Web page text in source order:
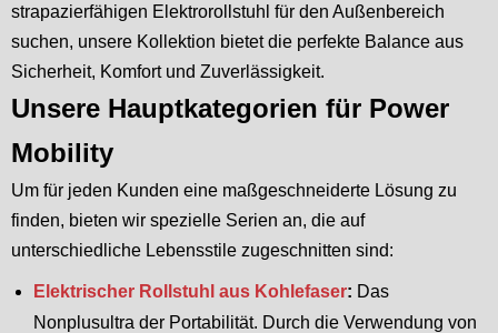
strapazierfähigen Elektrorollstuhl für den Außenbereich
suchen, unsere Kollektion bietet die perfekte Balance aus
Sicherheit, Komfort und Zuverlässigkeit.
Unsere Hauptkategorien für Power
Mobility
Um für jeden Kunden eine maßgeschneiderte Lösung zu
finden, bieten wir spezielle Serien an, die auf
unterschiedliche Lebensstile zugeschnitten sind:
Elektrischer Rollstuhl aus Kohlefaser: Das
Nonplusultra der Portabilität. Durch die Verwendung von